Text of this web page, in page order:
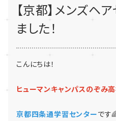
【京都】メンズヘ
ました！
こんにちは！
ヒューマンキャンパスのぞみ
京都四条通学習センターです